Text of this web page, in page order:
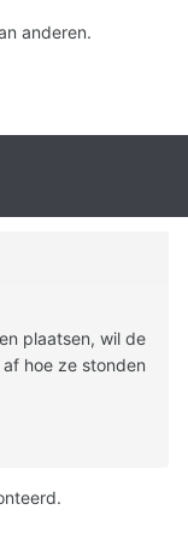
anderen.
plaatsen, wil de
hoe ze stonden